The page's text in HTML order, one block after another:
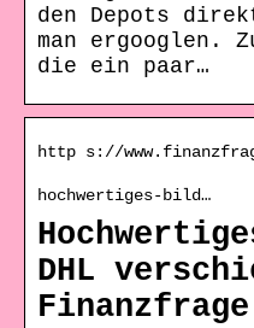
den Depots
man ergooglen.
die ein paar…
http s://
hochwertiges-bild…
DHL